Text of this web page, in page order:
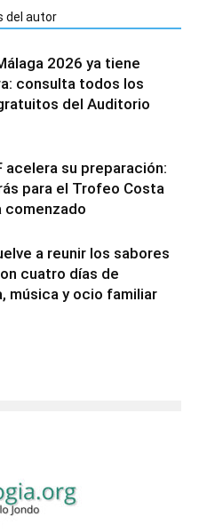
del autor
2026 ya tiene
consulta todos los
del Auditorio
acelera su preparación:
para el Trofeo Costa
comenzado
a reunir los sabores
cuatro días de
música y ocio familiar